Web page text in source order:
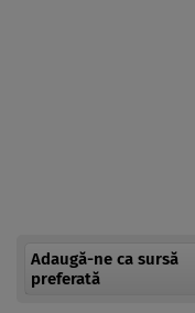
Adaugă-ne ca sursă
preferată